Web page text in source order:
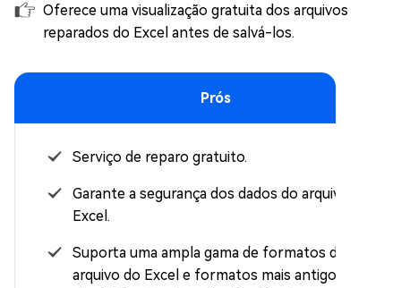
Oferece uma visualização gratuita dos arquivos
reparados do Excel antes de salvá-los.
Prós
Serviço de reparo gratuito.
Garante a segurança dos dados do arquivo do
Excel.
Suporta uma ampla gama de formatos de
arquivo do Excel e formatos mais antigos e